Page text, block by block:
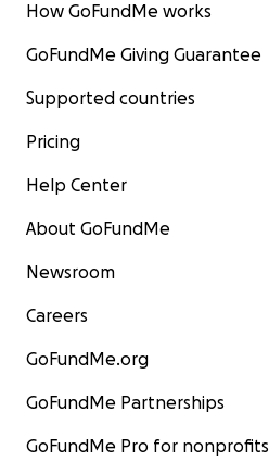
How GoFundMe works
GoFundMe Giving Guarantee
Supported countries
Pricing
Help Center
About GoFundMe
Newsroom
Careers
GoFundMe.org
GoFundMe Partnerships
GoFundMe Pro for nonprofits